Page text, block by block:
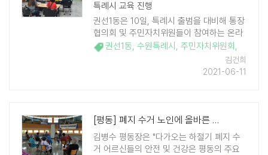
특례시 교육 진행
권선1동은 10일, 특례시 출범을 대비해 통장
협의회 및 주민자치위원들이 참여하는 온라
인(ZOOM) 교육을 실시했다. 이날 교육은 수
원특례시 참여본부 유문종 본부장이 강사로
나섰으며 강의 내용은 특례시 도입의 의미
권선1동, 수원특례시 , 주민자치위원회 ,
김건희
2021-06-11
[평동] 폐지 수거 노인에 올바른 수거방법 교육 후 안전물품꾸러미 지급
김병수 평동장은 "다가오는 하절기 폐지 수
거 어르신들의 안전 및 건강은 평동의 주요